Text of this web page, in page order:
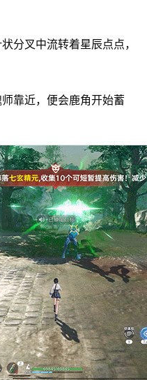
分叉中流转着星辰点点，
靠近，便会鹿角开始蓄